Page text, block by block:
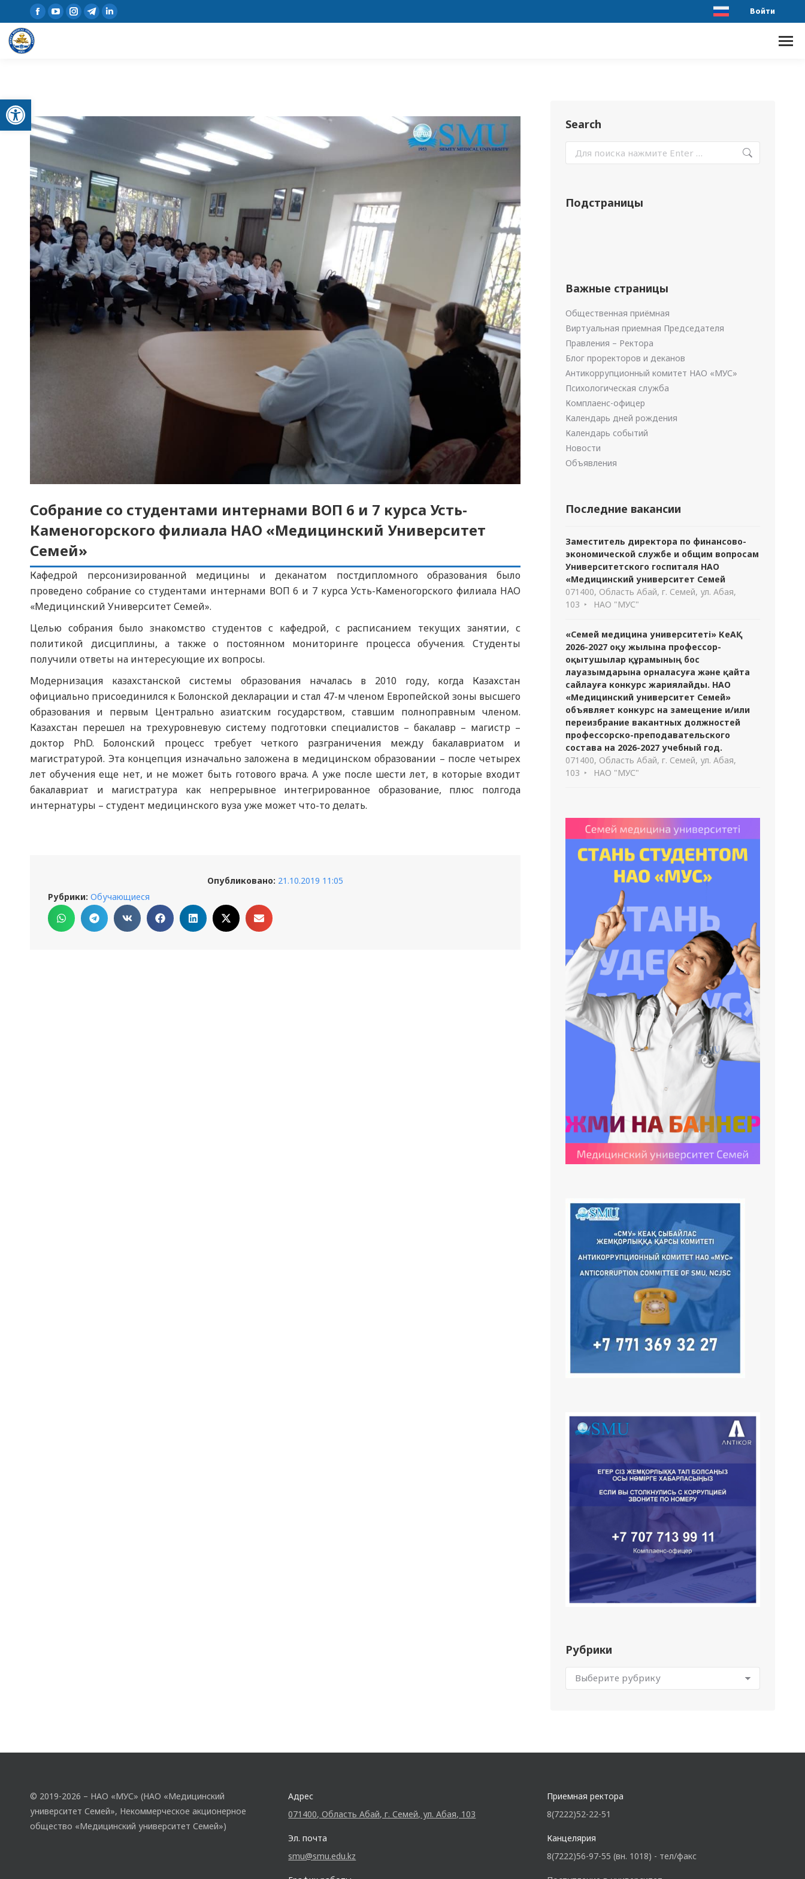
Открыть панель инструментов
Войти
Собрание со студентами интернами ВОП 6 и 7 курса Усть-
Каменогорского филиала НАО «Медицинский Университет
Семей»
Кафедрой персонизированной медицины и деканатом постдипломного образования было
проведено собрание со студентами интернами ВОП 6 и 7 курса Усть-Каменогорского филиала НАО
«Медицинский Университет Семей».
Целью собрания было знакомство студентов с кафедрой, с расписанием текущих занятии, с
политикой дисциплины, а также о постоянном мониторинге процесса обучения. Студенты
получили ответы на интересующие их вопросы.
Модернизация казахстанской системы образования началась в 2010 году, когда Казахстан
официально присоединился к Болонской декларации и стал 47-м членом Европейской зоны высшего
образования и первым Центрально азиатским государством, ставшим полноправным членом.
Казахстан перешел на трехуровневую систему подготовки специалистов – бакалавр – магистр –
доктор PhD. Болонский процесс требует четкого разграничения между бакалавриатом и
магистратурой. Эта концепция изначально заложена в медицинском образовании – после четырех
лет обучения еще нет, и не может быть готового врача. А уже после шести лет, в которые входит
бакалавриат и магистратура как непрерывное интегрированное образование, плюс полгода
интернатуры – студент медицинского вуза уже может что-то делать.
Опубликовано: 21.10.2019 11:05
Рубрики: Обучающиеся
Search
Подстраницы
Важные страницы
Общественная приёмная
Виртуальная приемная Председателя
Правления – Ректора
Блог проректоров и деканов
Антикоррупционный комитет НАО «МУС»
Психологическая служба
Комплаенс-офицер
Календарь дней рождения
Календарь событий
Новости
Объявления
Последние вакансии
Заместитель директора по финансово-
экономической службе и общим вопросам
Университетского госпиталя НАО
«Медицинский университет Семей
071400, Область Абай, г. Семей, ул. Абая,
103
НАО "МУС"
«Семей медицина университеті» КеАҚ
2026-2027 оқу жылына профессор-
оқытушылар құрамының бос
лауазымдарына орналасуға және қайта
сайлауға конкурс жариялайды. НАО
«Медицинский университет Семей»
объявляет конкурс на замещение и/или
переизбрание вакантных должностей
профессорско-преподавательского
состава на 2026-2027 учебный год.
071400, Область Абай, г. Семей, ул. Абая,
103
НАО "МУС"
Рубрики
© 2019-2026 – НАО «МУС» (НАО «Медицинский
университет Семей», Некоммерческое акционерное
общество «Медицинский университет Семей»)
Адрес
071400, Область Абай, г. Семей, ул. Абая, 103
Эл. почта
smu@smu.edu.kz
Приемная ректора
8(7222)52-22-51
Канцелярия
8(7222)56-97-55 (вн. 1018) - тел/факс